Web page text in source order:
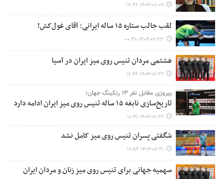
۱۴۰۴-۰۸-۰۹ ۱۷:۲۶
لقب جالب ستاره ۱۵ ساله ایرانی: آقای غول‌کش!
۱۴۰۴-۰۷-۲۳ ۰۰:۳۰
هشتمی مردان تنیس روی میز ایران در آسیا
۱۴۰۴-۰۷-۲۲ ۱۶:۴۴
پیروزی مقابل نفر ۱۳ رنکینگ جهان؛
تاریخ‌سازی نابغه ۱۵ ساله تنیس روی میز ایران ادامه دارد
۱۴۰۴-۰۷-۲۲ ۱۰:۴۱
شگفتی پسران تنیس روی میز کامل نشد
۱۴۰۴-۰۷-۲۱ ۱۶:۵۲
سهمیه جهانی برای تنیس روی میز زنان و مردان ایران